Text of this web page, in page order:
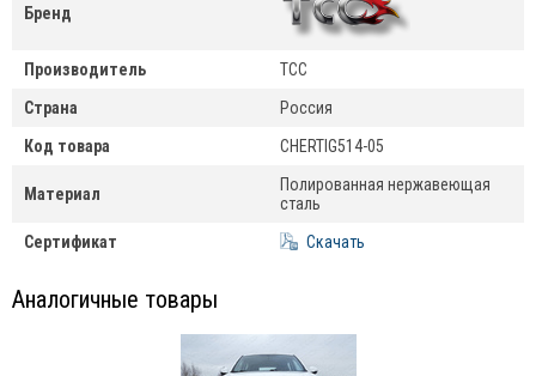
Бренд
Производитель
ТСС
Страна
Россия
Код товара
CHERTIG514-05
Материал
Полированная нержавеющая
сталь
Сертификат
Скачать
Аналогичные товары